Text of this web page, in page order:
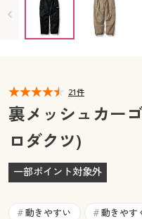
カタログ無料プレゼント
マイページ
閲覧履歴
お気に入り
サポート
会員メニュー
閲覧履歴
お気に入り
サポート
5L(130～140) × 完売
21件
裏メッシュカー
ロダクツ)
一部ポイント対象外
# 動きやすい # 動きやす